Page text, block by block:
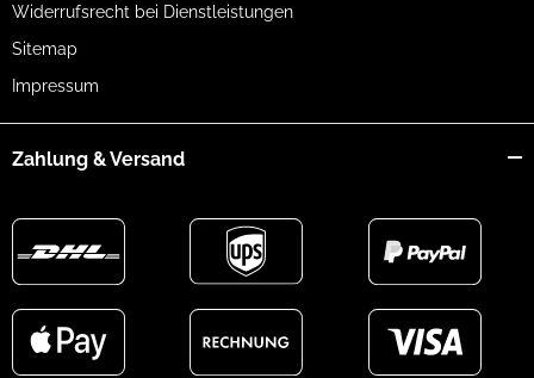
Widerrufsrecht bei Dienstleistungen
Sitemap
Impressum
Zahlung & Versand